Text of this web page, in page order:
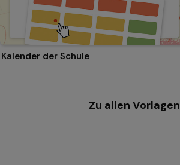
Kalender der Schule
Zu allen Vorlagen